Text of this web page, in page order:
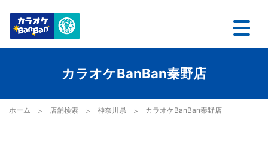
カラオケBanBan秦野店
ホーム 店舗検索 神奈川県 カラオケBanBan秦野店